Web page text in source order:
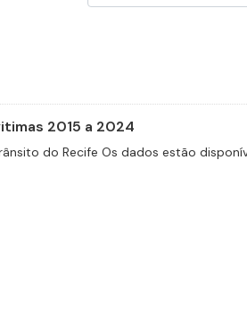
2015 a 2024
do Recife Os dados estão